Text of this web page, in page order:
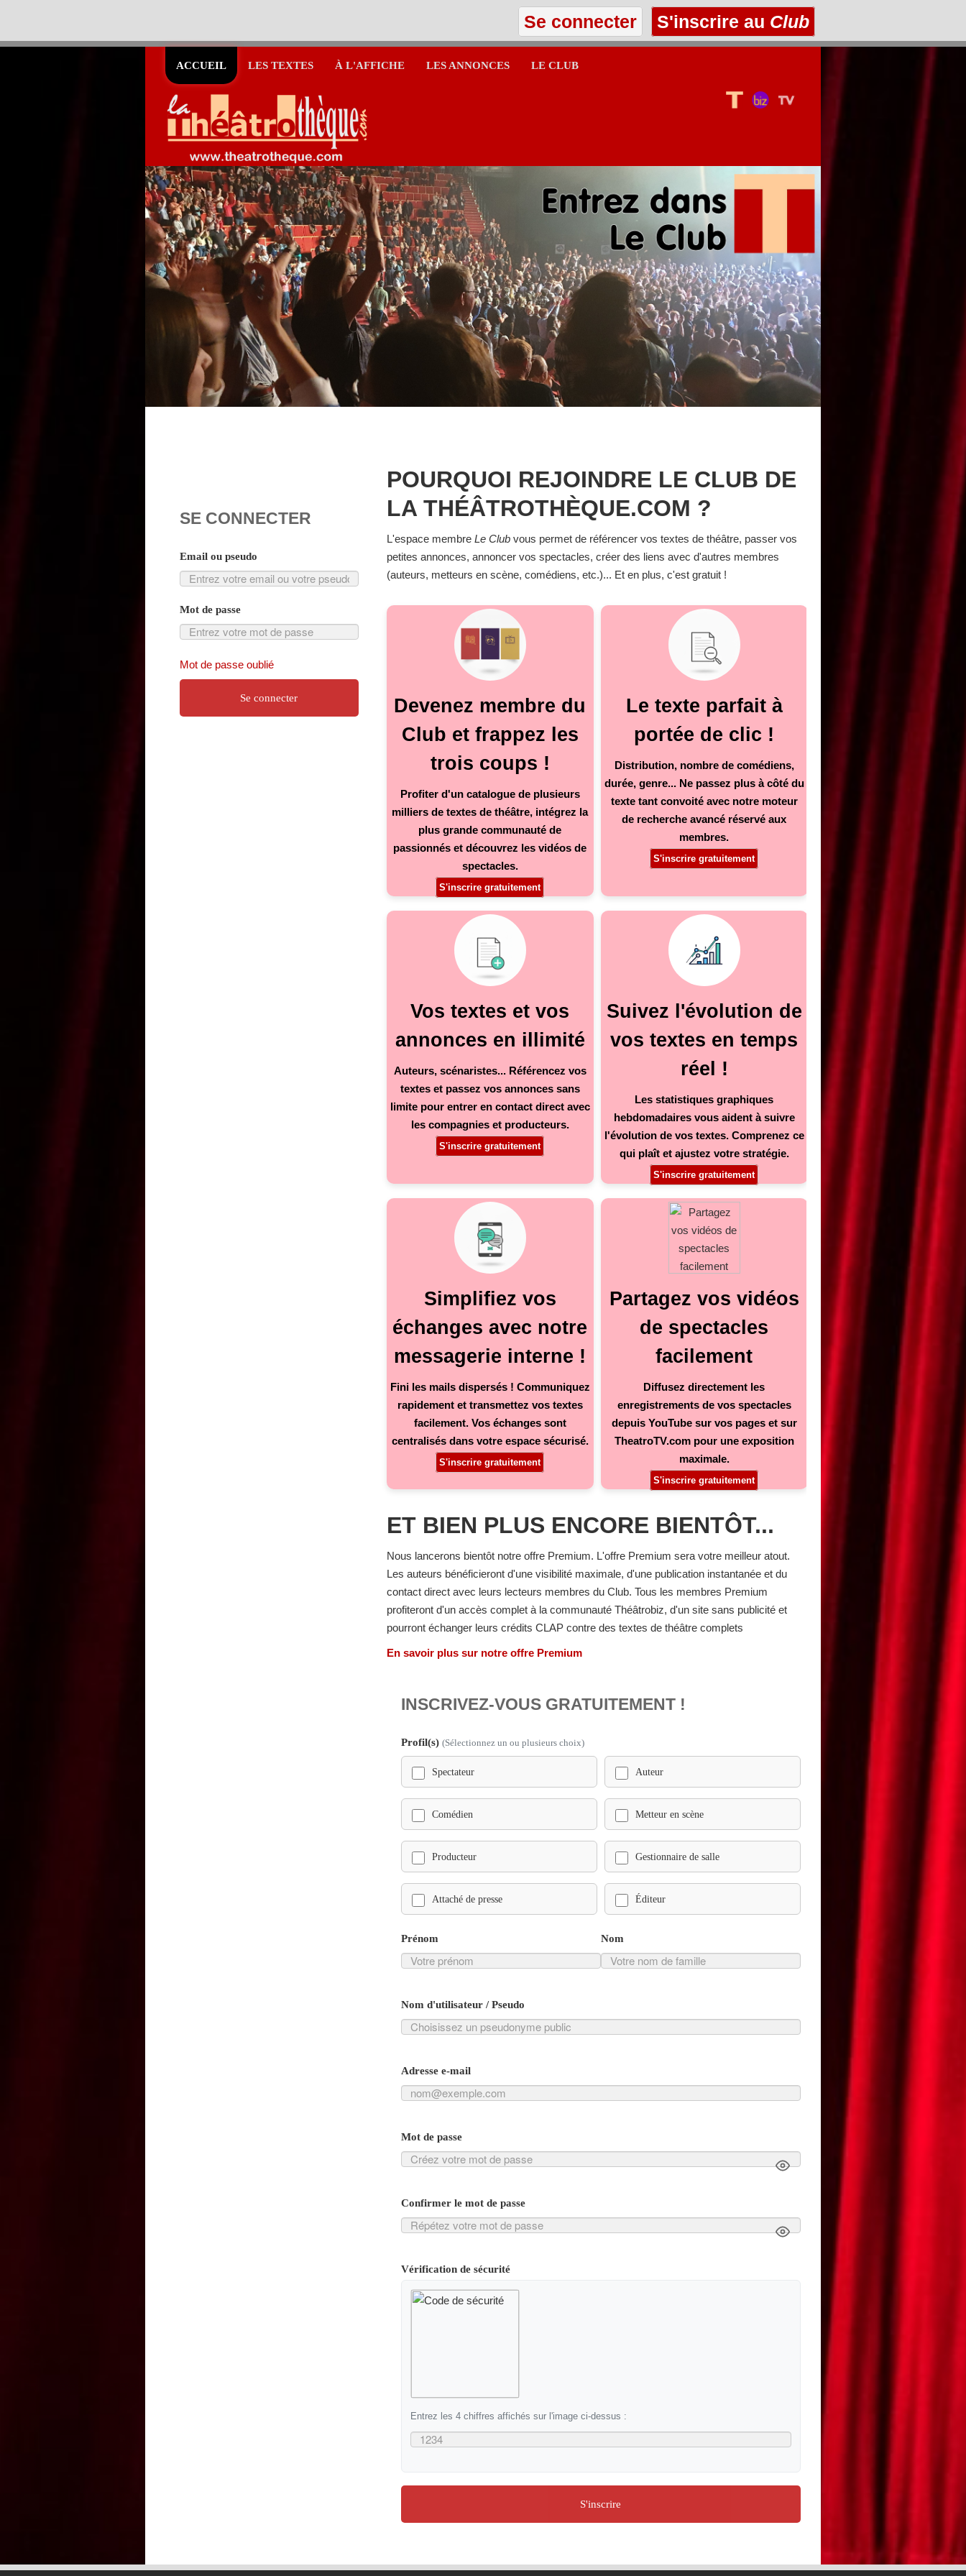
Se connecter S'inscrire au Club
ACCUEIL LES TEXTES À L'AFFICHE LES ANNONCES LE CLUB
SE CONNECTER
Email ou pseudo
Mot de passe
Mot de passe oublié
Se connecter
POURQUOI REJOINDRE LE CLUB DE
LA THÉÂTROTHÈQUE.COM ?
L'espace membre Le Clubvous permet de référencer vos textes de théâtre, passer vos
petites annonces, annoncer vos spectacles, créer des liens avec d'autres membres
(auteurs, metteurs en scène, comédiens, etc.)... Et en plus, c'est gratuit !
Devenez membre du
Club et frappez les
trois coups !
Profiter d'un catalogue de plusieurs
milliers de textes de théâtre, intégrez la
plus grande communauté de
passionnés et découvrez les vidéos de
spectacles.
S'inscrire gratuitement
Le texte parfait à
portée de clic !
Distribution, nombre de comédiens,
durée, genre... Ne passez plus à côté du
texte tant convoité avec notre moteur
de recherche avancé réservé aux
membres.
S'inscrire gratuitement
Vos textes et vos
annonces en illimité
Auteurs, scénaristes... Référencez vos
textes et passez vos annonces sans
limite pour entrer en contact direct avec
les compagnies et producteurs.
S'inscrire gratuitement
Suivez l'évolution de
vos textes en temps
réel !
Les statistiques graphiques
hebdomadaires vous aident à suivre
l'évolution de vos textes. Comprenez ce
qui plaît et ajustez votre stratégie.
S'inscrire gratuitement
Simplifiez vos
échanges avec notre
messagerie interne !
Fini les mails dispersés ! Communiquez
rapidement et transmettez vos textes
facilement. Vos échanges sont
centralisés dans votre espace sécurisé.
S'inscrire gratuitement
Partagez vos vidéos
de spectacles
facilement
Diffusez directement les
enregistrements de vos spectacles
depuis YouTube sur vos pages et sur
TheatroTV.com pour une exposition
maximale.
S'inscrire gratuitement
ET BIEN PLUS ENCORE BIENTÔT...
Nous lancerons bientôt notre offre Premium. L'offre Premium sera votre meilleur atout.
Les auteurs bénéficieront d'une visibilité maximale, d'une publication instantanée et du
contact direct avec leurs lecteurs membres du Club. Tous les membres Premium
profiteront d'un accès complet à la communauté Théâtrobiz, d'un site sans publicité et
pourront échanger leurs crédits CLAP contre des textes de théâtre complets
En savoir plus sur notre offre Premium
INSCRIVEZ-VOUS GRATUITEMENT !
Profil(s) (Sélectionnez un ou plusieurs choix)
Spectateur Auteur
Comédien Metteur en scène
Producteur Gestionnaire de salle
Attaché de presse Éditeur
Prénom Nom
Nom d'utilisateur / Pseudo
Adresse e-mail
Mot de passe
Confirmer le mot de passe
Vérification de sécurité
Entrez les 4 chiffres affichés sur l'image ci-dessus :
S'inscrire